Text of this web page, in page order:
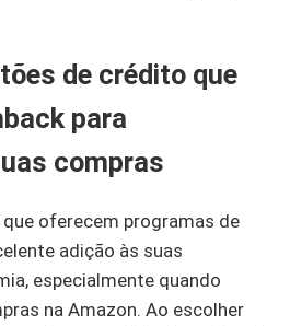
de crédito que
para
compras
oferecem programas de
adição às suas
especialmente quando
na Amazon. Ao escolher